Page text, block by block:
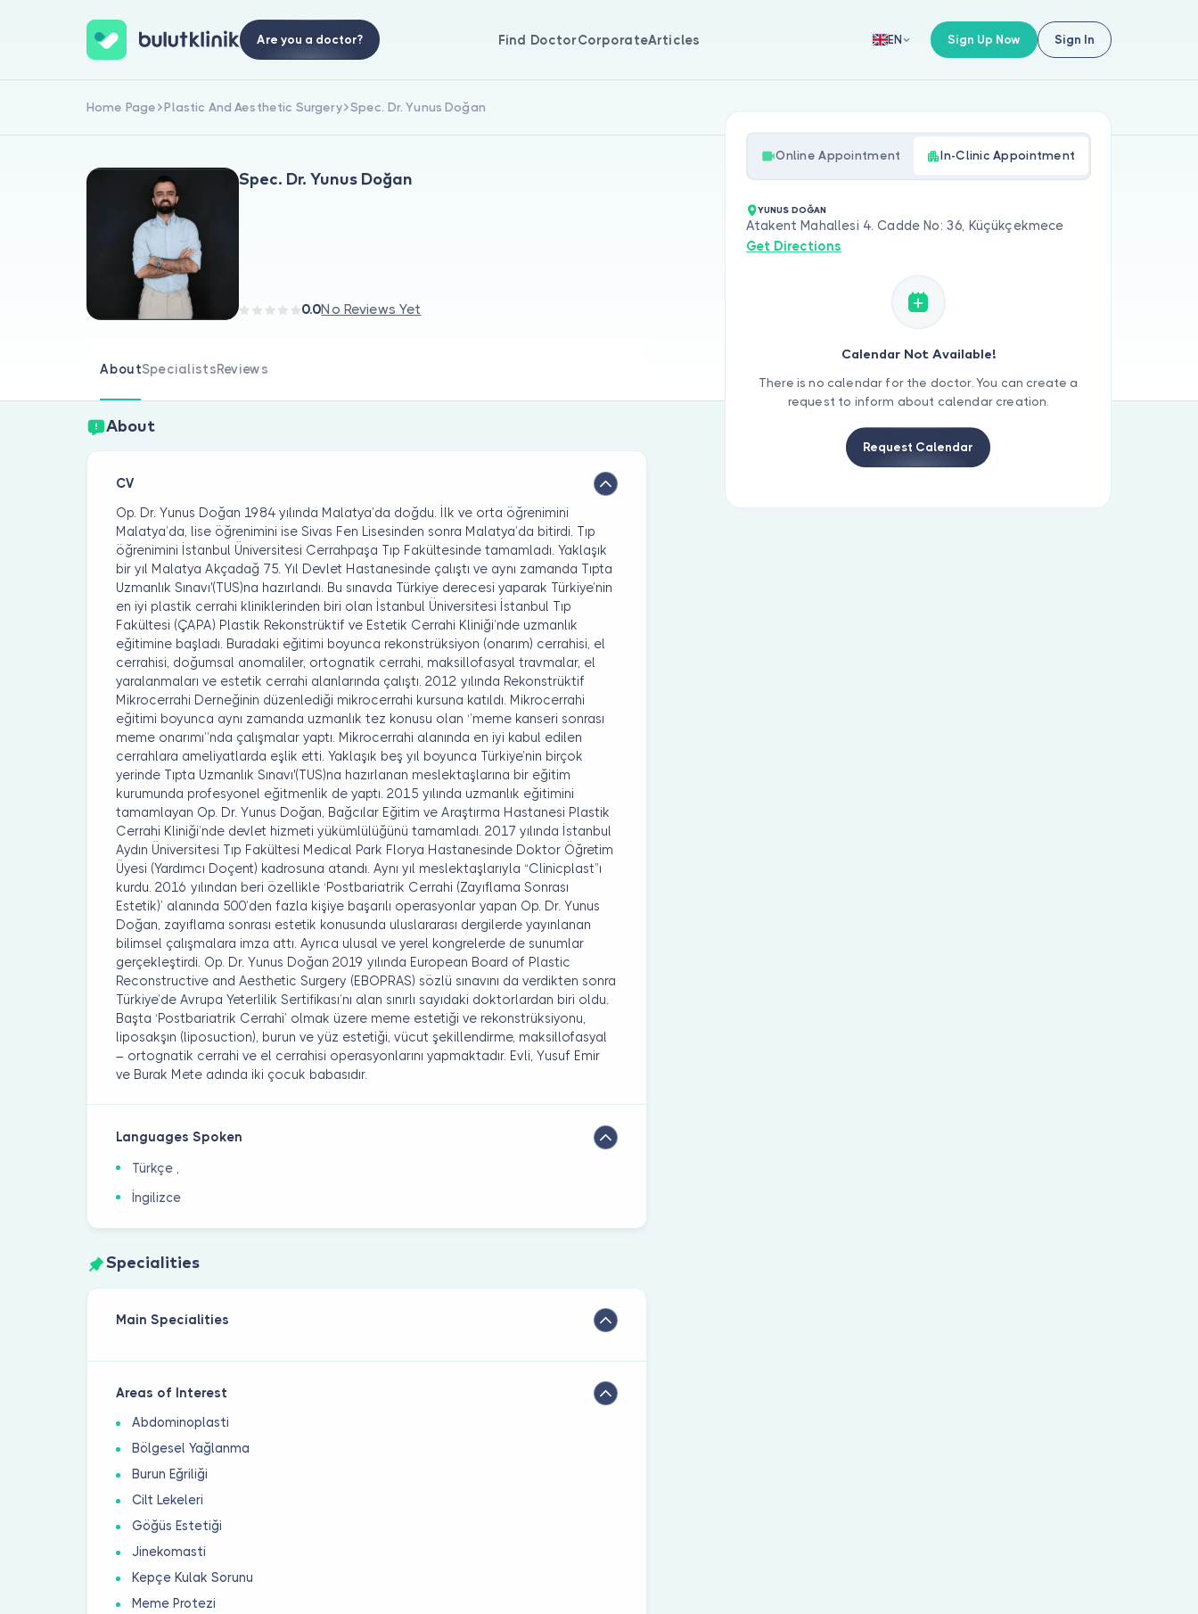
Are you a doctor? Find DoctorCorporateArticles EN Sign Up Now Sign In
Home Page Plastic And Aesthetic Surgery Spec. Dr. Yunus Doğan
Spec. Dr. Yunus Doğan
0.0No Reviews Yet
AboutSpecialistsReviews
About
CV
Op. Dr. Yunus Doğan 1984 yılında Malatya’da doğdu. İlk ve orta öğrenimini
Malatya’da, lise öğrenimini ise Sivas Fen Lisesinden sonra Malatya’da bitirdi. Tıp
öğrenimini İstanbul Üniversitesi Cerrahpaşa Tıp Fakültesinde tamamladı. Yaklaşık
bir yıl Malatya Akçadağ 75. Yıl Devlet Hastanesinde çalıştı ve aynı zamanda Tıpta
Uzmanlık Sınavı'(TUS)na hazırlandı. Bu sınavda Türkiye derecesi yaparak Türkiye’nin
en iyi plastik cerrahi kliniklerinden biri olan İstanbul Üniversitesi İstanbul Tıp
Fakültesi (ÇAPA) Plastik Rekonstrüktif ve Estetik Cerrahi Kliniği’nde uzmanlık
eğitimine başladı. Buradaki eğitimi boyunca rekonstrüksiyon (onarım) cerrahisi, el
cerrahisi, doğumsal anomaliler, ortognatik cerrahi, maksillofasyal travmalar, el
yaralanmaları ve estetik cerrahi alanlarında çalıştı. 2012 yılında Rekonstrüktif
Mikrocerrahi Derneğinin düzenlediği mikrocerrahi kursuna katıldı. Mikrocerrahi
eğitimi boyunca aynı zamanda uzmanlık tez konusu olan ‘’meme kanseri sonrası
meme onarımı’’nda çalışmalar yaptı. Mikrocerrahi alanında en iyi kabul edilen
cerrahlara ameliyatlarda eşlik etti. Yaklaşık beş yıl boyunca Türkiye’nin birçok
yerinde Tıpta Uzmanlık Sınavı'(TUS)na hazırlanan meslektaşlarına bir eğitim
kurumunda profesyonel eğitmenlik de yaptı. 2015 yılında uzmanlık eğitimini
tamamlayan Op. Dr. Yunus Doğan, Bağcılar Eğitim ve Araştırma Hastanesi Plastik
Cerrahi Kliniği’nde devlet hizmeti yükümlülüğünü tamamladı. 2017 yılında İstanbul
Aydın Üniversitesi Tıp Fakültesi Medical Park Florya Hastanesinde Doktor Öğretim
Üyesi (Yardımcı Doçent) kadrosuna atandı. Aynı yıl meslektaşlarıyla “Clinicplast”ı
kurdu. 2016 yılından beri özellikle ‘Postbariatrik Cerrahi (Zayıflama Sonrası
Estetik)’ alanında 500’den fazla kişiye başarılı operasyonlar yapan Op. Dr. Yunus
Doğan, zayıflama sonrası estetik konusunda uluslararası dergilerde yayınlanan
bilimsel çalışmalara imza attı. Ayrıca ulusal ve yerel kongrelerde de sunumlar
gerçekleştirdi. Op. Dr. Yunus Doğan 2019 yılında European Board of Plastic
Reconstructive and Aesthetic Surgery (EBOPRAS) sözlü sınavını da verdikten sonra
Türkiye’de Avrupa Yeterlilik Sertifikası’nı alan sınırlı sayıdaki doktorlardan biri oldu.
Başta ‘Postbariatrik Cerrahi’ olmak üzere meme estetiği ve rekonstrüksiyonu,
liposakşın (liposuction), burun ve yüz estetiği, vücut şekillendirme, maksillofasyal
– ortognatik cerrahi ve el cerrahisi operasyonlarını yapmaktadır. Evli, Yusuf Emir
ve Burak Mete adında iki çocuk babasıdır.
Languages Spoken
Türkçe ,
İngilizce
Specialities
Main Specialities
Areas of Interest
Abdominoplasti
Bölgesel Yağlanma
Burun Eğriliği
Cilt Lekeleri
Göğüs Estetiği
Jinekomasti
Kepçe Kulak Sorunu
Meme Protezi
Online Appointment In-Clinic Appointment
YUNUS DOĞAN
Atakent Mahallesi 4. Cadde No: 36, Küçükçekmece
Get Directions
Calendar Not Available!
There is no calendar for the doctor. You can create a
request to inform about calendar creation.
Request Calendar